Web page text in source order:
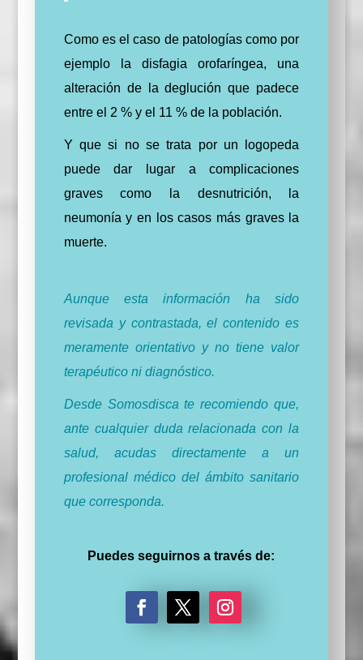
Como es el caso de patologías como por
ejemplo la disfagia orofaríngea, una
alteración de la deglución que padece
entre el 2 % y el 11 % de la población.
Y que si no se trata por un logopeda
puede dar lugar a complicaciones
graves como la desnutrición, la
neumonía y en los casos más graves la
muerte.
Aunque esta información ha sido
revisada y contrastada, el contenido es
meramente orientativo y no tiene valor
terapéutico ni diagnóstico.
Desde Somosdisca te recomiendo que,
ante cualquier duda relacionada con la
salud, acudas directamente a un
profesional médico del ámbito sanitario
que corresponda.
Puedes seguirnos a través de: